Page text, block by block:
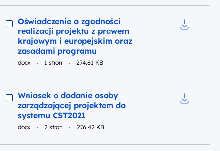
Podgląd
Oświadczenie o zgodności
realizacji projektu z prawem
krajowym i europejskim oraz
zasadami programu
docx 1 stron 274.81 KB
Podgląd
Wniosek o dodanie osoby
zarządzającej projektem do
systemu CST2021
docx 2 stron 276.42 KB